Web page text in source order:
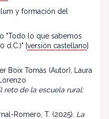
y formación del
"Todo lo que sabemos
d.C.)" [versión castellano]
Boix Tomàs (Autor), Laura
reto de la escuela rural:
Romero, T. (2025). La